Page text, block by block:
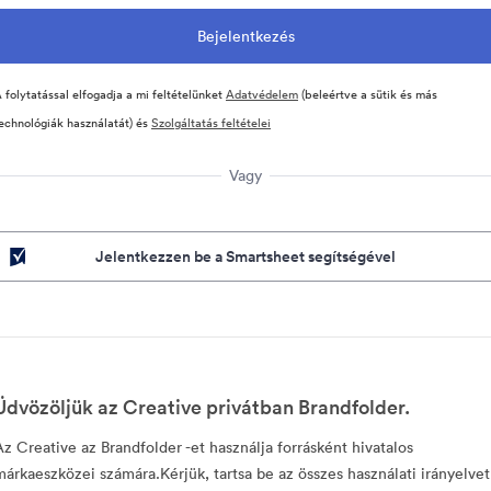
folytatással elfogadja a mi feltételünketAdatvédelem(beleértve a sütik és más
használatát) ésSzolgáltatás feltételei
Vagy
Jelentkezzen be a Smartsheet segítségével
az Creative privátban Brandfolder.
Creative az Brandfolder -et használja forrásként hivatalos
számára.Kérjük, tartsa be az összes használati